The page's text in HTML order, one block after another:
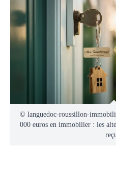
© languedoc-roussillon-
000 euros en immobilier : les